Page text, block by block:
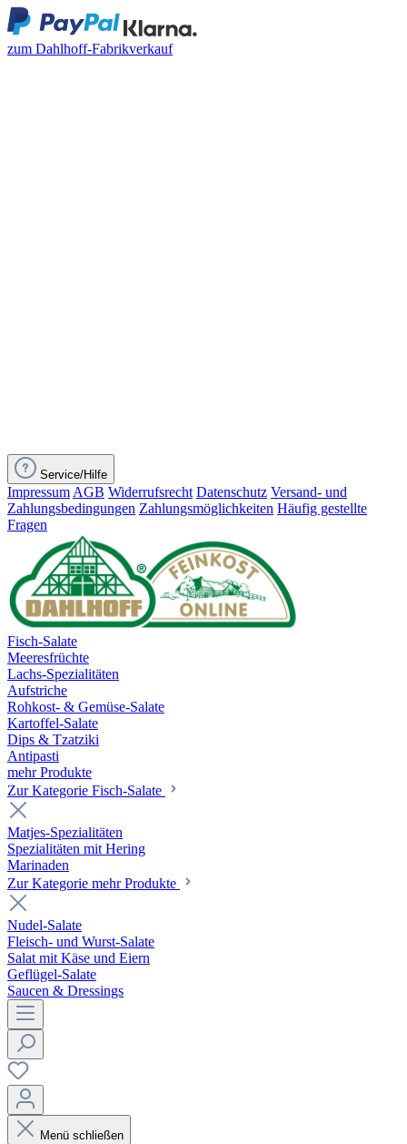
zum Dahlhoff-Fabrikverkauf
Service/Hilfe
Impressum AGB Widerrufsrecht Datenschutz Versand- und
Zahlungsbedingungen Zahlungsmöglichkeiten Häufig gestellte
Fragen
Fisch-Salate
Meeresfrüchte
Lachs-Spezialitäten
Aufstriche
Rohkost- & Gemüse-Salate
Kartoffel-Salate
Dips & Tzatziki
Antipasti
mehr Produkte
Zur Kategorie Fisch-Salate
Matjes-Spezialitäten
Spezialitäten mit Hering
Marinaden
Zur Kategorie mehr Produkte
Nudel-Salate
Fleisch- und Wurst-Salate
Salat mit Käse und Eiern
Geflügel-Salate
Saucen & Dressings
Menü schließen